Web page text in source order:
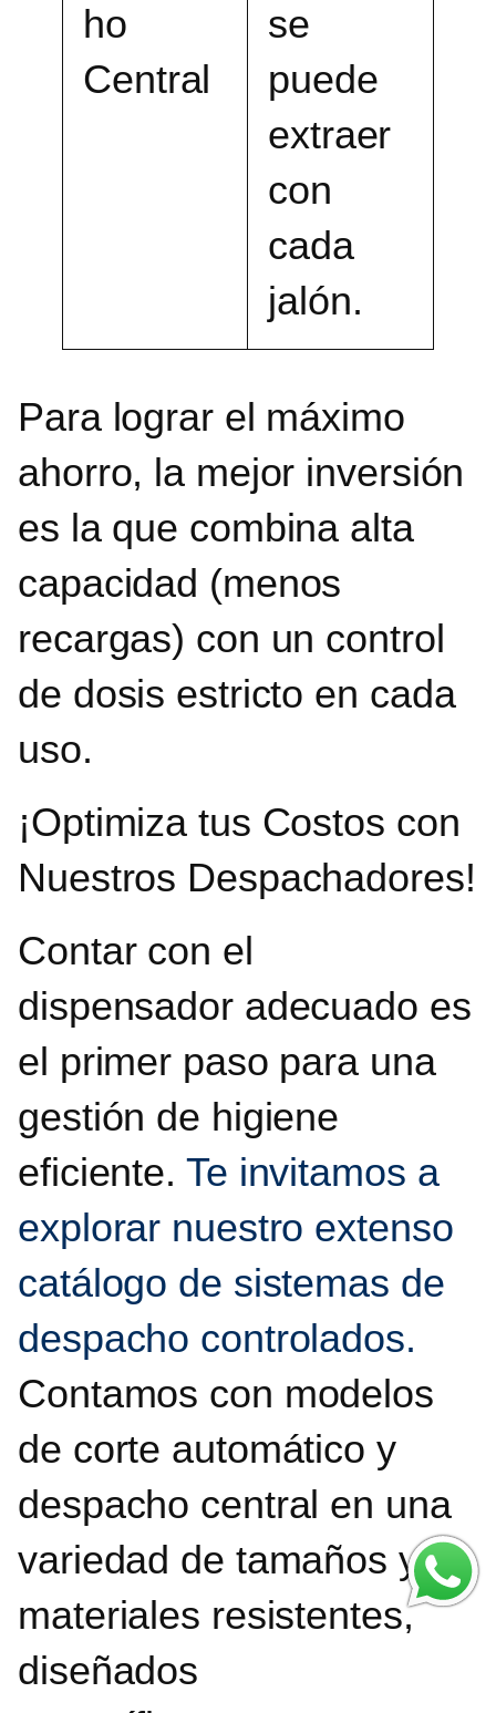
ho
Central
se
puede
extraer
con
cada
jalón.
Para lograr el máximo
ahorro, la mejor inversión
es la que combina alta
capacidad (menos
recargas) con un control
de dosis estricto en cada
uso.
¡Optimiza tus Costos con
Nuestros Despachadores!
Contar con el
dispensador adecuado es
el primer paso para una
gestión de higiene
eficiente. Te invitamos a
explorar nuestro extenso
catálogo de sistemas de
despacho controlados.
Contamos con modelos
de corte automático y
despacho central en una
variedad de tamaños y
materiales resistentes,
diseñados